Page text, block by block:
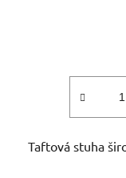
Taftová stuha